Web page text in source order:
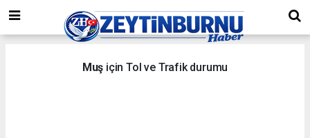
Muş için Tol ve Trafik durumu